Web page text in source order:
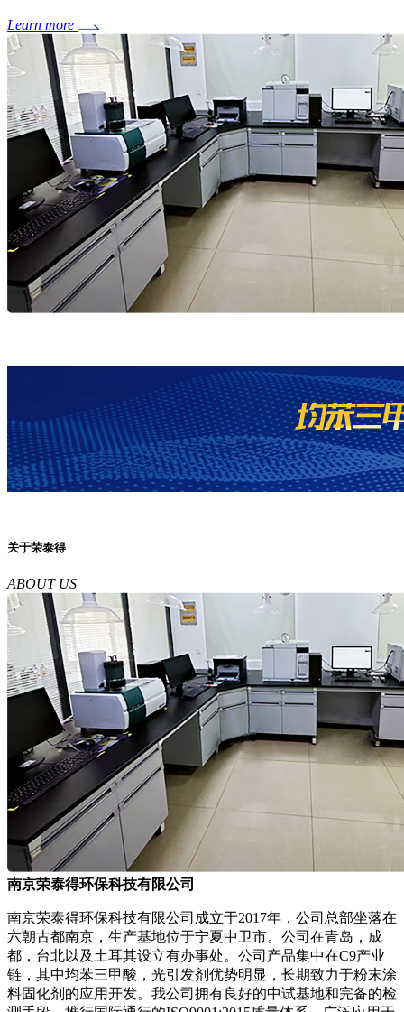
Learn more
关于荣泰得
ABOUT US
南京荣泰得环保科技有限公司
南京荣泰得环保科技有限公司成立于2017年，公司总部坐落在
六朝古都南京，生产基地位于宁夏中卫市。公司在青岛，成
都，台北以及土耳其设立有办事处。公司产品集中在C9产业
链，其中均苯三甲酸，光引发剂优势明显，长期致力于粉末涂
料固化剂的应用开发。我公司拥有良好的中试基地和完备的检